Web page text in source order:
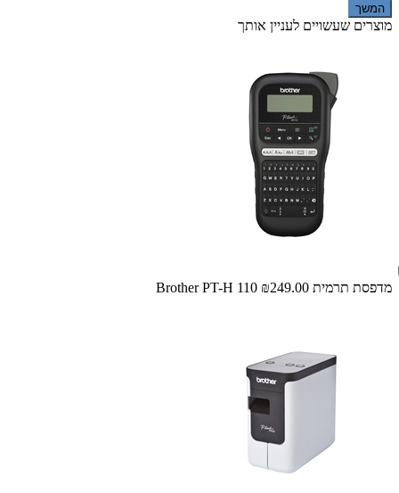
המשך
מוצרים שעשויים לעניין אותך
מדפסת ‏תרמית Brother PT-H 110 ₪249.00